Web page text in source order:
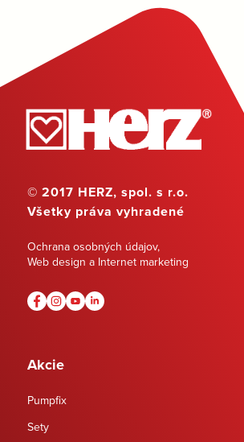
© 2017 HERZ, spol. s r.o.
Všetky práva vyhradené
Ochrana osobných údajov,
Web design a Internet marketing
Akcie
Pumpfix
Sety